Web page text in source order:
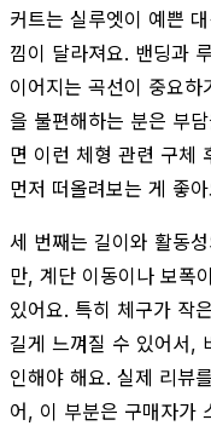
커트는 실루엣이 예쁜
낌이 달라져요. 밴딩과
이어지는 곡선이 중요
을 불편해하는 분은 부
면 이런 체형 관련 구체
먼저 떠올려보는 게 좋
세 번째는 길이와 활동
만, 계단 이동이나 보폭
있어요. 특히 체구가 작
길게 느껴질 수 있어서,
인해야 해요. 실제 리뷰
어, 이 부분은 구매자가